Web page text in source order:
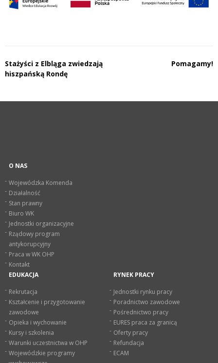
Nawigacja
wpisu
Stażyści z Elbląga zwiedzają
hiszpańską Rondę
Pomagamy!
O NAS
Wojewódzka Komenda
Działalność
Stan prawny
Biuro WK
Jednostki organizacyjne
Rządowy program
antykorupcyjny
Praca w WK OHP
Kontakt
EDUKACJA
Rekrutacja
Kształcenie i przygotowanie
zawodowe
Opieka i wychowanie
Kursy i szkolenia
Warunki uczestnictwa w OHP
Wojewódzkie programy
RYNEK PRACY
Jednostki rynku pracy
Poradnictwo zawodowe
Pośrednictwo pracy
EURES praca za granicą
Oferty pracy
Refundacja
ECAM